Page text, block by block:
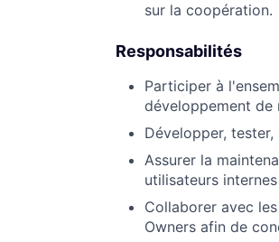
sur la coopération.
Responsabilités
Participer à
développement de
Développer,
Assurer la
utilisateurs
Collaborer avec
Owners afin de